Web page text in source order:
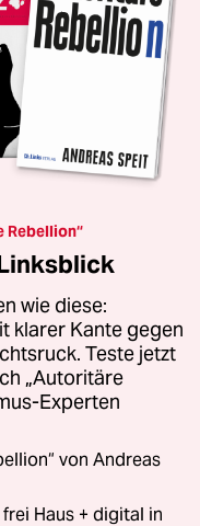
Rebellion“
wie diese:
klarer Kante gegen
Teste jetzt
„Autoritäre
Experten
von Andreas
Haus + digital in